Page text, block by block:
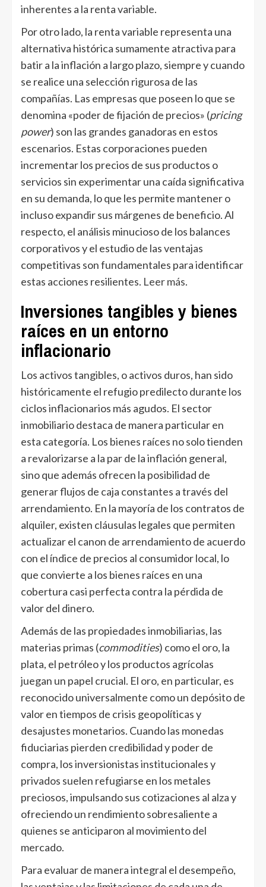
inherentes a la renta variable.
Por otro lado, la renta variable representa una
alternativa histórica sumamente atractiva para
batir a la inflación a largo plazo, siempre y cuando
se realice una selección rigurosa de las
compañías. Las empresas que poseen lo que se
denomina «poder de fijación de precios» (pricing
power) son las grandes ganadoras en estos
escenarios. Estas corporaciones pueden
incrementar los precios de sus productos o
servicios sin experimentar una caída significativa
en su demanda, lo que les permite mantener o
incluso expandir sus márgenes de beneficio. Al
respecto, el análisis minucioso de los balances
corporativos y el estudio de las ventajas
competitivas son fundamentales para identificar
estas acciones resilientes. Leer más.
Inversiones tangibles y bienes
raíces en un entorno
inflacionario
Los activos tangibles, o activos duros, han sido
históricamente el refugio predilecto durante los
ciclos inflacionarios más agudos. El sector
inmobiliario destaca de manera particular en
esta categoría. Los bienes raíces no solo tienden
a revalorizarse a la par de la inflación general,
sino que además ofrecen la posibilidad de
generar flujos de caja constantes a través del
arrendamiento. En la mayoría de los contratos de
alquiler, existen cláusulas legales que permiten
actualizar el canon de arrendamiento de acuerdo
con el índice de precios al consumidor local, lo
que convierte a los bienes raíces en una
cobertura casi perfecta contra la pérdida de
valor del dinero.
Además de las propiedades inmobiliarias, las
materias primas (commodities) como el oro, la
plata, el petróleo y los productos agrícolas
juegan un papel crucial. El oro, en particular, es
reconocido universalmente como un depósito de
valor en tiempos de crisis geopolíticas y
desajustes monetarios. Cuando las monedas
fiduciarias pierden credibilidad y poder de
compra, los inversionistas institucionales y
privados suelen refugiarse en los metales
preciosos, impulsando sus cotizaciones al alza y
ofreciendo un rendimiento sobresaliente a
quienes se anticiparon al movimiento del
mercado.
Para evaluar de manera integral el desempeño,